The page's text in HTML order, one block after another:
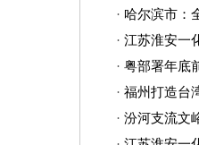
· 哈尔滨市：
· 江苏淮安一
· 粤部署年底
· 福州打造台湾人才
· 汾河支流文峪河